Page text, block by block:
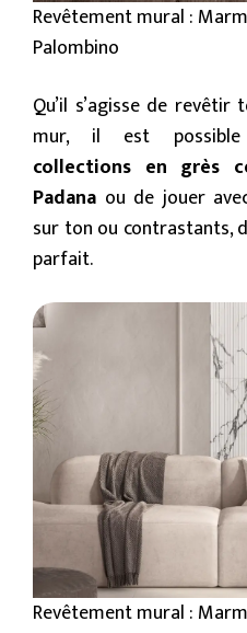
Revêtement mural :
Palombino
Qu’il s’agisse de
mur, il est possible
collections en grès
Padana ou de jouer
sur ton ou contrastants,
parfait.
Revêtement mural :